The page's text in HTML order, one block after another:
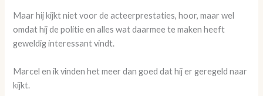
Maar hij kijkt niet voor de acteerprestaties, hoor, maar wel
omdat hij de politie en alles wat daarmee te maken heeft
geweldig interessant vindt.
Marcel en ik vinden het meer dan goed dat hij er geregeld naar
kijkt.